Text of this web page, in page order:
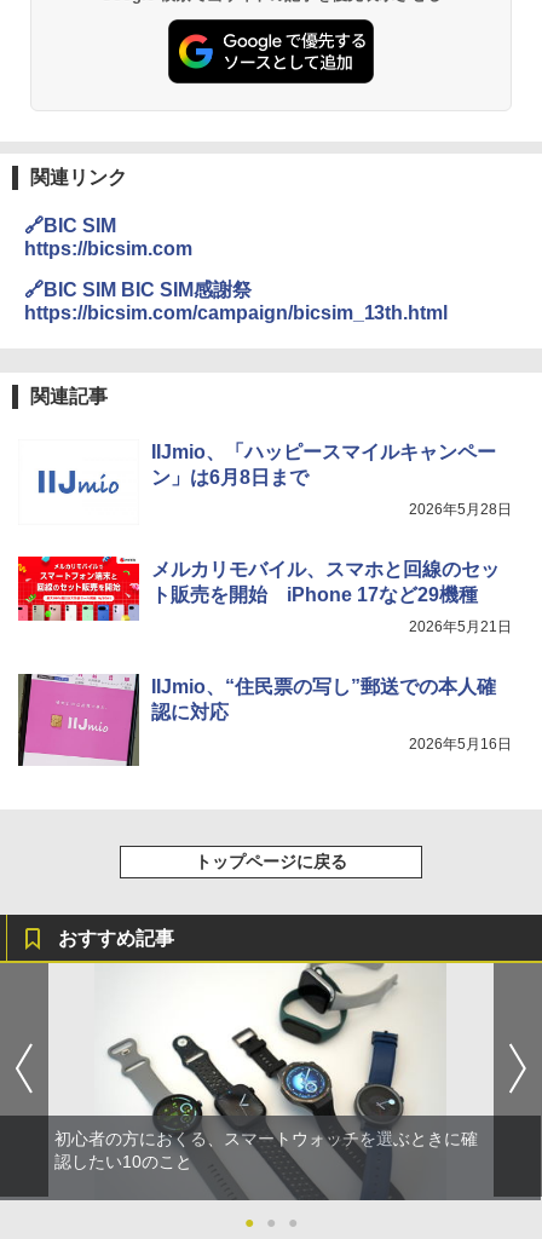
関連リンク
🔗BIC SIM
https://bicsim.com
🔗BIC SIM BIC SIM感謝祭
https://bicsim.com/campaign/bicsim_13th.html
関連記事
IIJmio、「ハッピースマイルキャンペー
ン」は6月8日まで
2026年5月28日
メルカリモバイル、スマホと回線のセッ
ト販売を開始 iPhone 17など29機種
2026年5月21日
IIJmio、“住民票の写し”郵送での本人確
認に対応
2026年5月16日
トップページに戻る
おすすめ記事
初心者の方におくる、スマートウォッチを選ぶときに確
認したい10のこと
● ● ●